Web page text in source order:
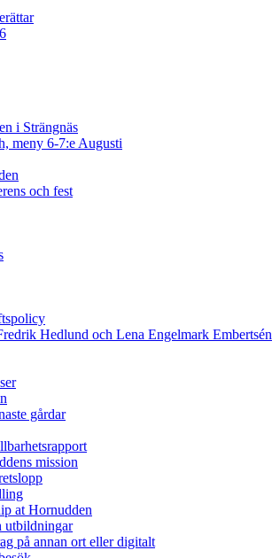
i Strängnäs
meny 6-7:e Augusti
och fest
Hedlund och Lena Engelmark Embertsén
gårdar
mission
at Hornudden
utbildningar
på annan ort eller digitalt